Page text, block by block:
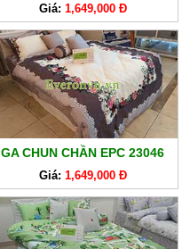
Giá: 1,649,000 Đ
GA CHUN CHẦN EPC 23046
Giá: 1,649,000 Đ